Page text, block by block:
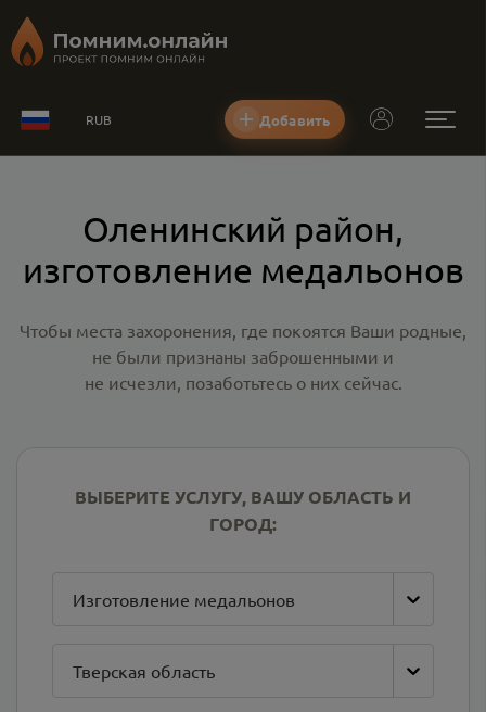
RUB Добавить
Оленинский район,
изготовление медальонов
Чтобы места захоронения, где покоятся Ваши родные,
не были признаны заброшенными и
не исчезли, позаботьтесь о них сейчас.
ВЫБЕРИТЕ УСЛУГУ, ВАШУ ОБЛАСТЬ И
ГОРОД:
Изготовление медальонов
Тверская область